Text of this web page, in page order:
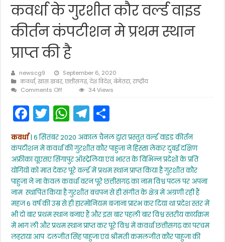
कवर्धा के गुरशीत कौर वर्ल्ड वाइड
कीर्तन कंपटीशन मे प्रथम स्थान
प्राप्त की है
newscg9
September 6, 2020
कवर्धा,खास खबर,छत्तीसगढ़,देश विदेश,बेमेतरा,राष्ट्रीय
Comments Off
के
गुरशीत
कौर
वाइड
कीर्तन
कंपटीशन
मे
प्रथम
स्थान
प्राप्त
की
34 Views
F
a
c
e
b
o
o
k
T
w
itt
er
W
h
a
ts
A
p
p
T
el
e
gr
a
m
h
ar
e
कवर्धा| 6 सितंबर 2020 अकाल चैनल द्वारा प्रस्तुत वर्ल्ड वाइड कीर्तन
कंपटीशन मे कवर्धा की गुरशीत कौर पाहुजा ने हिस्सा लेकर दुबई दक्षिण
अफ्रीका यूएसए सिंगापुर ऑस्ट्रेलिया एवं भारत के विभिन्न प्रदेशों के प्रति
योगियों को मात देकर पूरे वर्ल्ड में प्रथम स्थान प्राप्त किया है गुरशीत कौर
पाहुजा ने ना केवल कवर्धा वरन पूरे छत्तीसगढ़ का नाम विश्व पटल पर अपना
नाम स्थापित किया है गुरशीत बचपन से ही संगीत के क्षेत्र में अग्रणी रही हैं
महज 6 वर्ष की उम्र से ही हारमोनियम बजाना प्रारंभ कर दिया था प्रदेश स्तर में
भी दो बार प्रथम स्थान बनाए हैं और इस बार पहली बार विश्व स्तरीय कार्यक्रम
में भाग ली और प्रथम स्थान प्राप्त कर पूरे विश्व में कवर्धा छत्तीसगढ़ का परचम
लहराया आप दलजीत सिंह पाहुजा एवं श्रीमती कमलजीत कौर पाहुजा की